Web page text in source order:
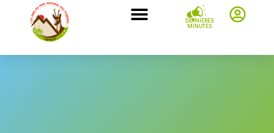
DERNIÈRES
MINUTES